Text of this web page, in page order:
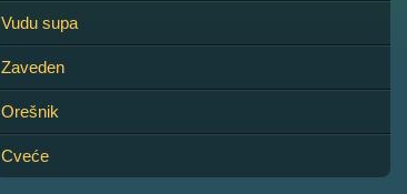
Vudu supa
Zaveden
Orešnik
Cveće